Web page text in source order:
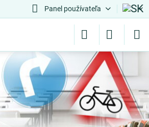
Panel používateľa